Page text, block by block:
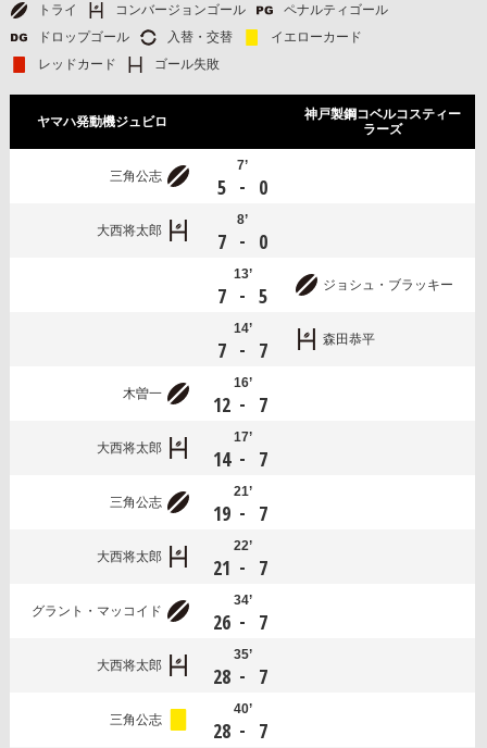
トライ コンバージョンゴール
ペナルティゴール
ドロップゴール
入替・交替
イエローカード
レッドカード
ゴール失敗
ヤマハ発動機ジュビロ
神戸製鋼コベルコスティー
ラーズ
三角公志
7’
5 - 0
大西将太郎
8’
7 - 0
13’
7 - 5 ジョシュ・ブラッキー
14’
7 - 7 森田恭平
木曽一
16’
12 - 7
大西将太郎
17’
14 - 7
三角公志
21’
19 - 7
大西将太郎
22’
21 - 7
グラント・マッコイド
34’
26 - 7
大西将太郎
35’
28 - 7
三角公志
40’
28 - 7